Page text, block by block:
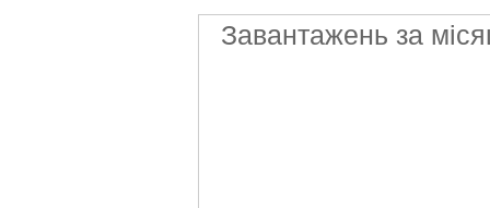
Завантажень за